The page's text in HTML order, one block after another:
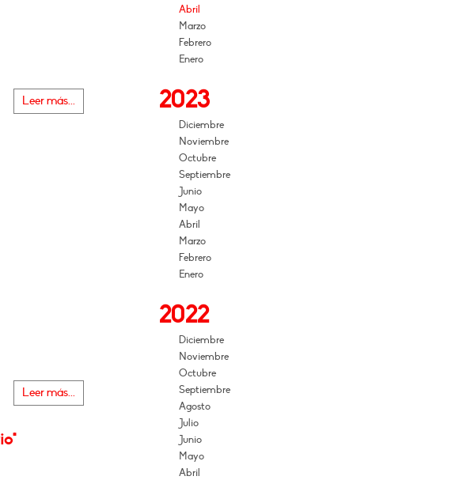
Leer más...
Leer más...
Abril
Marzo
Febrero
Enero
2023
Diciembre
Noviembre
Octubre
Septiembre
Junio
Mayo
Abril
Marzo
Febrero
Enero
2022
Diciembre
Noviembre
Octubre
Septiembre
Agosto
Julio
Junio
Mayo
Abril